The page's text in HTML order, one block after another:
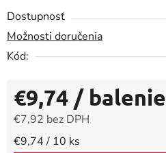
Dostupnosť
Možnosti doručenia
Kód:
€9,74 / balenie
€7,92 bez DPH
Jednotková cena:
€9,74 / 10 ks